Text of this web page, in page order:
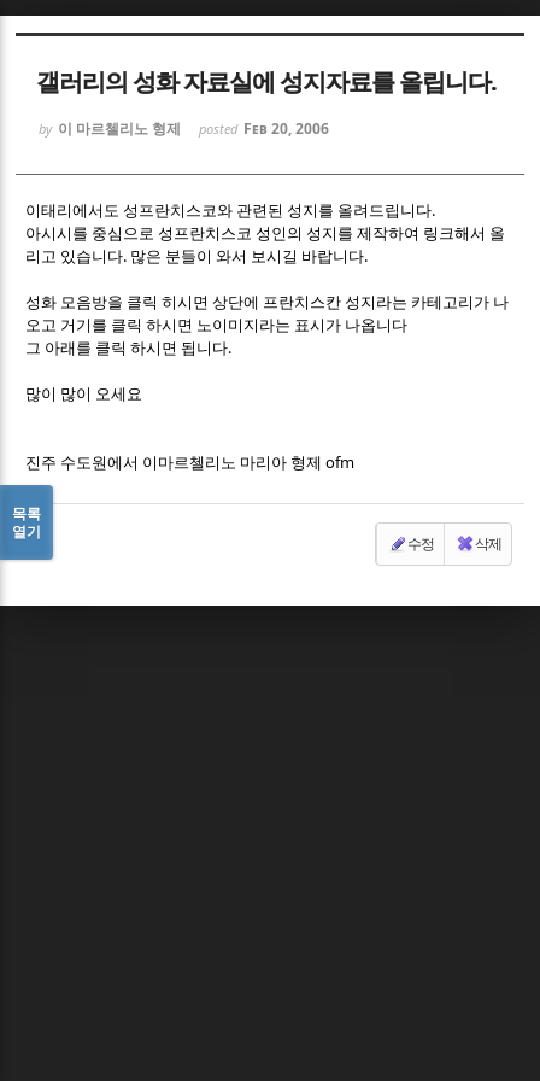
갤러리의 성화 자료실에 성지자료를 올립니다.
by 이 마르첼리노 형제 posted Feb 20, 2006
이태리에서도 성프란치스코와 관련된 성지를 올려드립니다.
아시시를 중심으로 성프란치스코 성인의 성지를 제작하여 링크해서 올
리고 있습니다. 많은 분들이 와서 보시길 바랍니다.
성화 모음방을 클릭 히시면 상단에 프란치스칸 성지라는 카테고리가 나
오고 거기를 클릭 하시면 노이미지라는 표시가 나옵니다
그 아래를 클릭 하시면 됩니다.
많이 많이 오세요
진주 수도원에서 이마르첼리노 마리아 형제 ofm
수정 삭제
목록
열기
Sketchbook5, 스케치북5
Sketchbook5, 스케치북5
Sketchbook5, 스케치북5
Sketchbook5, 스케치북5